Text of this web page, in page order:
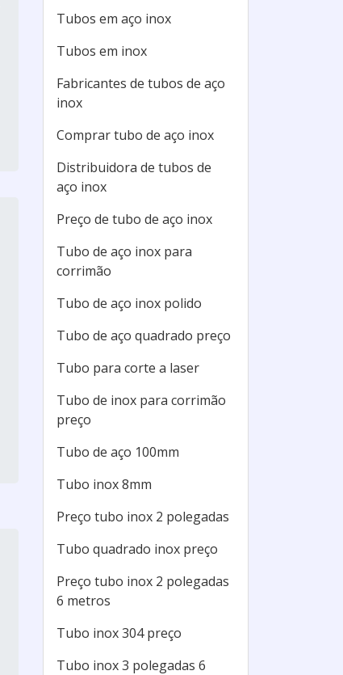
Tubos em aço inox
Tubos em inox
Fabricantes de tubos de aço
inox
Comprar tubo de aço inox
Distribuidora de tubos de
aço inox
Preço de tubo de aço inox
Tubo de aço inox para
corrimão
Tubo de aço inox polido
Tubo de aço quadrado preço
Tubo para corte a laser
Tubo de inox para corrimão
preço
Tubo de aço 100mm
Tubo inox 8mm
Preço tubo inox 2 polegadas
Tubo quadrado inox preço
Preço tubo inox 2 polegadas
6 metros
Tubo inox 304 preço
Tubo inox 3 polegadas 6